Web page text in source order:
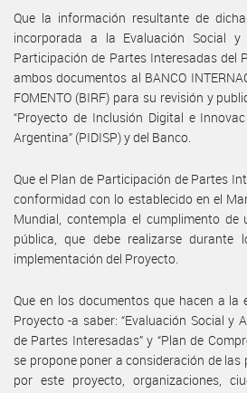
Que la información resultante de
incorporada a la Evaluación Social
Participación de Partes Interesadas del
ambos documentos al BANCO
FOMENTO (BIRF) para su revisión y
“Proyecto de Inclusión Digital e
Argentina” (PIDISP) y del Banco.
Que el Plan de Participación de Partes
conformidad con lo establecido en el
Mundial, contempla el cumplimento
pública, que debe realizarse durante
implementación del Proyecto.
Que en los documentos que hacen a
Proyecto -a saber: “Evaluación Social y
de Partes Interesadas” y “Plan de
se propone poner a consideración de
por este proyecto, organizaciones,